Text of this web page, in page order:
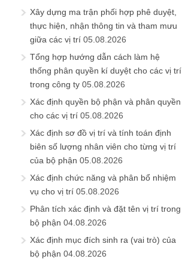
Xây dựng ma trận phối hợp phê duyệt,
thực hiện, nhận thông tin và tham mưu
giữa các vị trí 05.08.2026
Tổng hợp hướng dẫn cách làm hệ
thống phân quyền kí duyệt cho các vị trí
trong công ty 05.08.2026
Xác định quyền bộ phận và phân quyền
cho các vị trí 05.08.2026
Xác định sơ đồ vị trí và tính toán định
biên số lượng nhân viên cho từng vị trí
của bộ phận 05.08.2026
Xác định chức năng và phân bổ nhiệm
vụ cho vị trí 05.08.2026
Phân tích xác định và đặt tên vị trí trong
bộ phận 04.08.2026
Xác định mục đích sinh ra (vai trò) của
bộ phận 04.08.2026